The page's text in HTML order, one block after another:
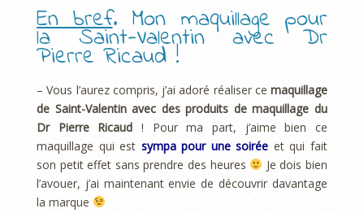
En bref. Mon maquillage pour
la Saint-Valentin avec Dr
Pierre Ricaud !
– Vous l’aurez compris, j’ai adoré réaliser ce maquillage
de Saint-Valentin avec des produits de maquillage du
Dr Pierre Ricaud ! Pour ma part, j’aime bien ce
maquillage qui est sympa pour une soirée et qui fait
son petit effet sans prendre des heures
Je dois bien
l’avouer, j’ai maintenant envie de découvrir davantage
la marque